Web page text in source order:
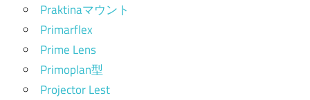
Praktinaマウント
Primarflex
Prime Lens
Primoplan型
Projector Lest